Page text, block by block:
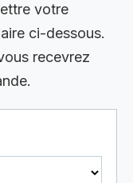
votre
ci-dessous.
recevrez